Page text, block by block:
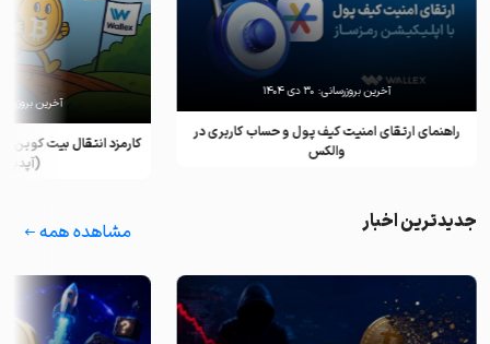
راهنمای ارتقای امنیت کیف پول و حساب کاربری در
والکس
آخرین بروزرسانی: ۳۰ دی ۱۴۰۴
کارمزد انتقال بیت کوین
(آپدیت
آخرین
جدیدترین اخبار مشاهده همه